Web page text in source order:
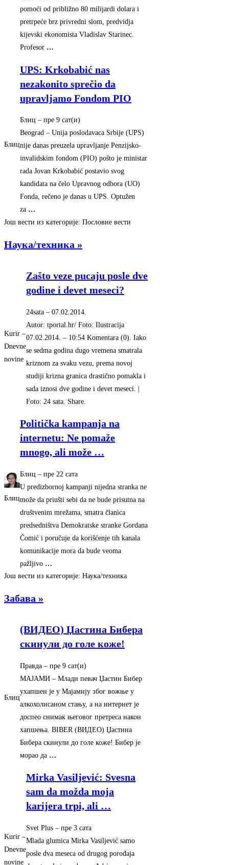
pomoći od približno 80 milijardi dolara i
pretrpeće brz privredni slom, predvidja
kijevski ekonomista Vladislav Starinec.
Profesor …
Блиц
UPS: Krkobabić nas
nezakonito sprečio da
upravljamo Fondom PIO
Блиц – ‎пре 9 сат(и)‎
Beograd – Unija poslodavaca Srbije (UPS)
nije danas preuzela upravljanje Penzijsko-
invalidskim fondom (PIO) pošto je ministar
rada Jovan Krkobabić postavio svog
kandidata na čelo Upravnog odbora (UO)
Fonda, rečeno je danas u UPS. Optužen
za …
Још вести из категорије: Пословне вести
Наука/техника »
Kurir –
Dnevne
novine
Zašto veze pucaju posle dve
godine i devet meseci?
24sata – ‎07.02.2014.‎
Autor: tportal.hr/ Foto: Ilustracija
07.02.2014. – 10:54 Komentara (0). Iako
se sedma godina dugo vremena smatrala
kriznom za svaku vezu, prema novoj
studiji krizna granica drastično pomakla i
sada iznosi dve godine i devet meseci. |
Foto: 24 sata. Share.
Блиц
Politička kampanja na
internetu: Ne pomaže
mnogo, ali može …
Блиц – ‎пре 22 сата‎
U predizbornoj kampanji nijedna stranka ne
može da priušti sebi da ne bude prisutna na
društvenim mrežama, smatra članica
predsedništva Demokratske stranke Gordana
Čomić i poručuje da korišćenje tih kanala
komunikacije mora da bude veoma
pažljivo …
Још вести из категорије: Наука/техника
Забава »
Блиц
(ВИДЕО) Џастина Бибера
скинули до голе коже!
Правда – ‎пре 9 сат(и)‎
МАЈАМИ – Млади певач Џастин Бибер
ухапшен је у Мајамију због вожње у
алкохолисаном стању, а на интернет је
доспео снимак његовог претреса након
хапшења. BIBER (ВИДЕО) Џастина
Бибера скинули до голе коже! Бибер је
морао да …
Kurir –
Dnevne
novine
Mirka Vasiljević: Svesna
sam da možda moja
karijera trpi, ali …
Svet Plus – ‎пре 3 сата‎
Mlada glumica Mirka Vasiljević samo
posle dva meseca od drugog porođaja